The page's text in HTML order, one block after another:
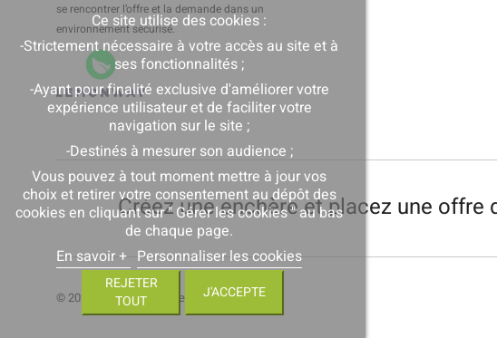
se rencontrer l’offre et la demande dans un
environnement sécurisé.
Créez une enchère et placez une offre
Ce site utilise des cookies :
-Strictement nécessaire à votre accès au site et à
ses fonctionnalités ;
-Ayant pour finalité exclusive d'améliorer votre
expérience utilisateur et de faciliter votre
navigation sur le site ;
-Destinés à mesurer son audience ;
Vous pouvez à tout moment mettre à jour vos
choix et retirer votre consentement au dépôt des
cookies en cliquant sur " Gérer les cookies " au bas
de chaque page.
En savoir + Personnaliser les cookies
REJETER
TOUT
J'ACCEPTE
© 2021 • Tous droits reservés •Kampeho